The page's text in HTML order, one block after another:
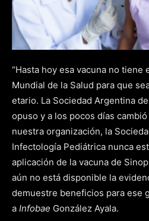
“Hasta hoy esa vacuna no tiene
Mundial de la Salud para que
etario. La Sociedad Argentina
opuso y a los pocos días
nuestra organización, la
Infectología Pediátrica nunca
aplicación de la vacuna de
aún no está disponible la
demuestre beneficios para ese
a Infobae González Ayala.